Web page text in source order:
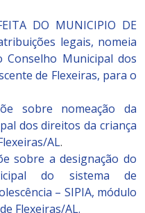
DO MUNICIPIO DE
legais, nomeia
Municipal dos
de Flexeiras, para o
sobre nomeação da
dos direitos da criança
AL.
sobre a designação do
do sistema de
– SIPIA, módulo
Flexeiras/AL.